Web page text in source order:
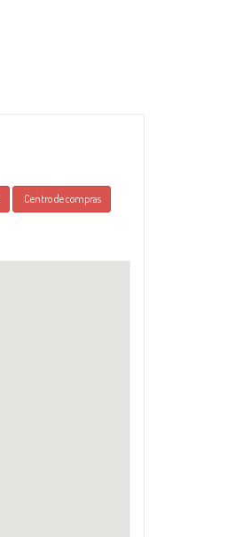
Centro de compras